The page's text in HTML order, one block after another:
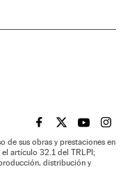
EL PAÍS BRASIL EN
EL PAÍSEL PAÍS
EL
de sus obras y prestaciones en
artículo 32.1 del TRLPI;
distribución y